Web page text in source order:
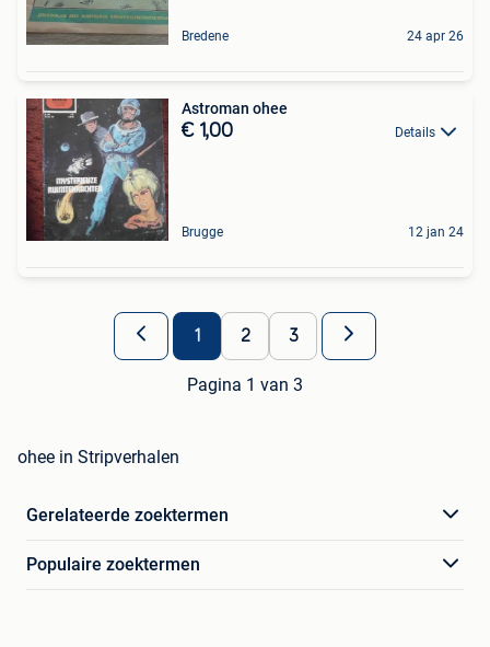
Bredene 24 apr 26
Astroman ohee
€ 1,00 Details
Brugge 12 jan 24
1 2 3
Pagina 1 van 3
ohee in Stripverhalen
Gerelateerde zoektermen
Populaire zoektermen